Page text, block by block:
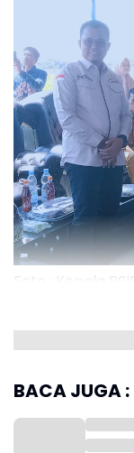
Foto ; Kepala
Kepala
BACA JUGA :